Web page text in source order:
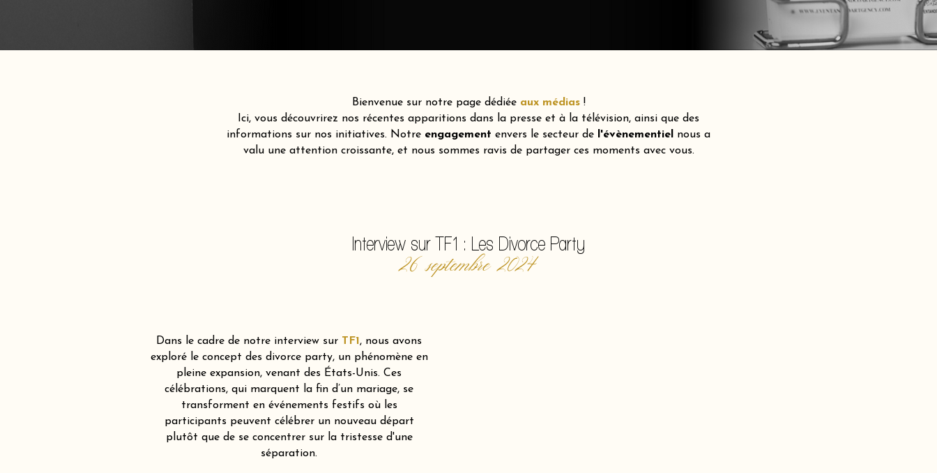
Bienvenue sur notre page dédiée aux médias!
Ici, vous découvrirez nos récentes apparitions dans la presse et à la télévision, ainsi que des
informations sur nos initiatives. Notre engagement envers le secteur de l'évènementiel nous a
valu une attention croissante, et nous sommes ravis de partager ces moments avec vous.
Interview sur TF1 : Les Divorce Party
26 septembre 2024
Dans le cadre de notre interview sur TF1 , nous avons
exploré le concept des divorce party, un phénomène en
pleine expansion, venant des États-Unis. Ces
célébrations, qui marquent la fin d’un mariage, se
transforment en événements festifs où les
participants peuvent célébrer un nouveau départ
plutôt que de se concentrer sur la tristesse d'une
séparation.